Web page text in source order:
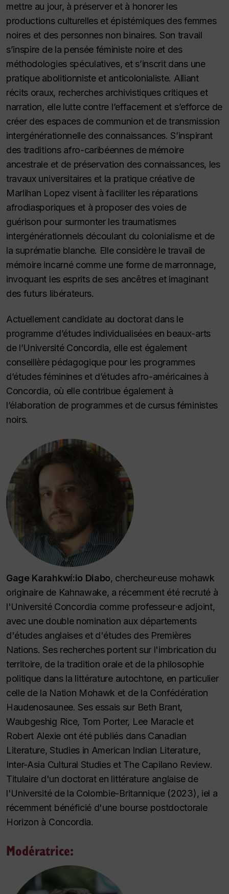
mettre au jour, à préserver et à honorer les
productions culturelles et épistémiques des femmes
noires et des personnes non binaires. Son travail
s’inspire de la pensée féministe noire et des
méthodologies spéculatives, et s’inscrit dans une
pratique abolitionniste et anticolonialiste. Alliant
récits oraux, recherches archivistiques critiques et
narration, elle lutte contre l’effacement et s’efforce de
créer des espaces de communion et de transmission
intergénérationnelle des connaissances. S’inspirant
des traditions afro-caribéennes de mémoire
ancestrale et de préservation des connaissances, les
travaux universitaires et la pratique créative de
Marlihan Lopez visent à faciliter les réparations
afrodiasporiques et à proposer des voies de
guérison pour surmonter les traumatismes
intergénérationnels découlant du colonialisme et de
la suprématie blanche. Elle considère le travail de
mémoire incarné comme une forme de marronnage,
invoquant les esprits de ses ancêtres et imaginant
des futurs libérateurs.
Actuellement candidate au doctorat dans le
programme d’études individualisées en beaux-arts
de l’Université Concordia, elle est également
conseillère pédagogique pour les programmes
d’études féminines et d’études afro-américaines à
Concordia, où elle contribue également à
l’élaboration de programmes et de cursus féministes
noirs.
Gage Karahkwí:io Diabo, chercheur·euse mohawk
originaire de Kahnawake, a récemment été recruté à
l'Université Concordia comme professeur·e adjoint,
avec une double nomination aux départements
d'études anglaises et d'études des Premières
Nations. Ses recherches portent sur l'imbrication du
territoire, de la tradition orale et de la philosophie
politique dans la littérature autochtone, en particulier
celle de la Nation Mohawk et de la Confédération
Haudenosaunee. Ses essais sur Beth Brant,
Waubgeshig Rice, Tom Porter, Lee Maracle et
Robert Alexie ont été publiés dans Canadian
Literature, Studies in American Indian Literature,
Inter-Asia Cultural Studies et The Capilano Review.
Titulaire d'un doctorat en littérature anglaise de
l'Université de la Colombie-Britannique (2023), iel a
récemment bénéficié d'une bourse postdoctorale
Horizon à Concordia.
Modératrice: